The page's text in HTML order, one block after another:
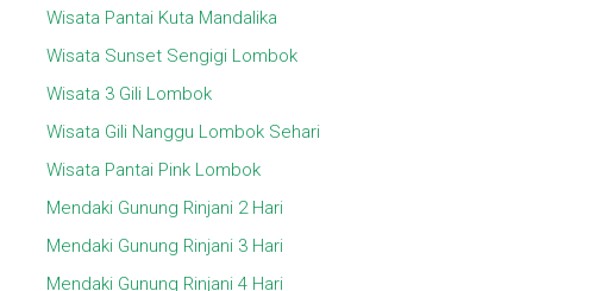
Wisata Pantai Kuta Mandalika
Wisata Sunset Sengigi Lombok
Wisata 3 Gili Lombok
Wisata Gili Nanggu Lombok Sehari
Wisata Pantai Pink Lombok
Mendaki Gunung Rinjani 2 Hari
Mendaki Gunung Rinjani 3 Hari
Mendaki Gunung Rinjani 4 Hari